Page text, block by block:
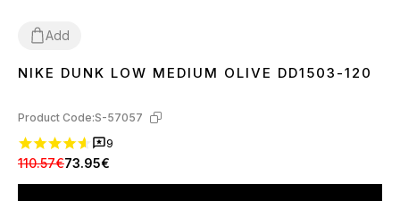
Add
3738 40
NIKE DUNK LOW MEDIUM OLIVE DD1503-120
Product Code:S-57057
9
110.57€73.95€